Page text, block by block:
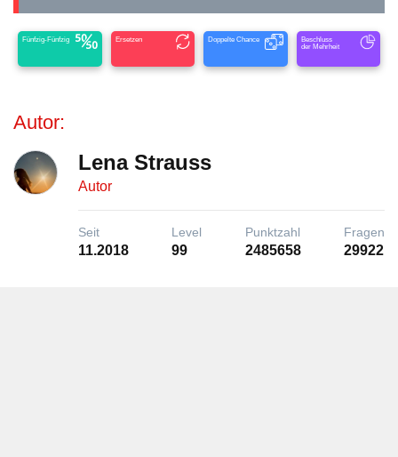
Fünfzig-Fünfzig Ersetzen Doppelte Chance
Beschluss
der Mehrheit
Autor:
Lena Strauss
Autor
Seit
11.2018
Level
99
Punktzahl
2485658
Fragen
29922